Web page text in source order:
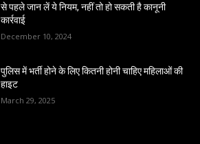
से पहले जान लें ये नियम, नहीं तो हो सकती है कानूनी
कार्रवाई
December 10, 2024
पुलिस में भर्ती होने के लिए कितनी होनी चाहिए महिलाओं की
हाइट
March 29, 2025